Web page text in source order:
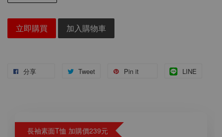
立即購買 加入購物車
分享 Tweet Pin it LINE
長袖素面T恤 加購價239元